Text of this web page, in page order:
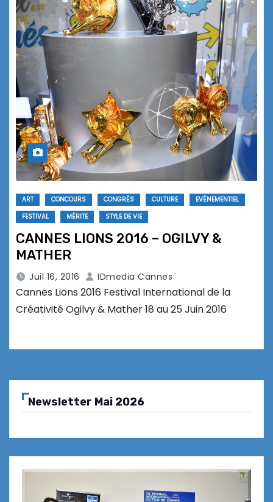
ART CONCOURS CONGRÈS CULTURE
EVÉNEMENTIEL
FESTIVAL
MÉRITE STYLE DE VIE
CANNES LIONS 2016 – OGILVY &
MATHER
Juil 16, 2016 IDmedia Cannes
Cannes Lions 2016 Festival International de la
Créativité Ogilvy & Mather 18 au 25 Juin 2016
Newsletter Mai 2026